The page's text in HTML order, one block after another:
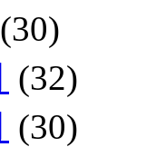
(30)
(32)
(30)